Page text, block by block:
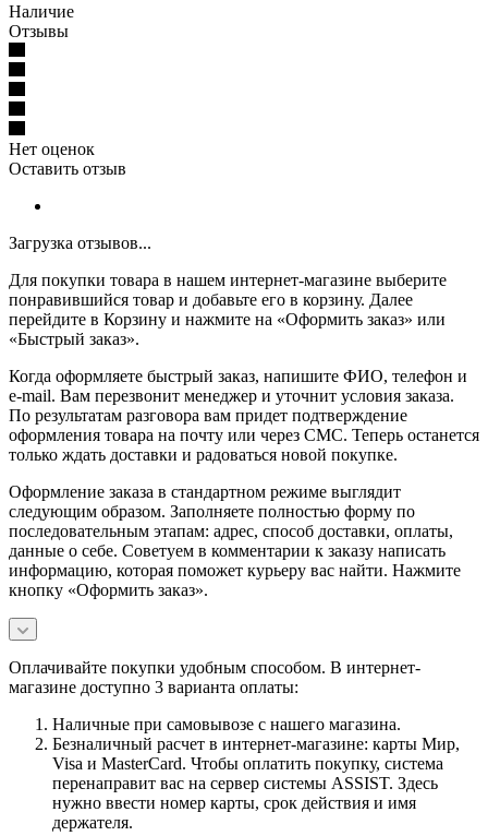
Наличие
Отзывы
Нет оценок
Оставить отзыв
Загрузка отзывов...
Для покупки товара в нашем интернет-магазине выберите
понравившийся товар и добавьте его в корзину. Далее
перейдите в Корзину и нажмите на «Оформить заказ» или
«Быстрый заказ».
Когда оформляете быстрый заказ, напишите ФИО, телефон и
e-mail. Вам перезвонит менеджер и уточнит условия заказа.
По результатам разговора вам придет подтверждение
оформления товара на почту или через СМС. Теперь останется
только ждать доставки и радоваться новой покупке.
Оформление заказа в стандартном режиме выглядит
следующим образом. Заполняете полностью форму по
последовательным этапам: адрес, способ доставки, оплаты,
данные о себе. Советуем в комментарии к заказу написать
информацию, которая поможет курьеру вас найти. Нажмите
кнопку «Оформить заказ».
Оплачивайте покупки удобным способом. В интернет-
магазине доступно 3 варианта оплаты:
Наличные при самовывозе с нашего магазина.
Безналичный расчет в интернет-магазине: карты Мир,
Visa и MasterCard. Чтобы оплатить покупку, система
перенаправит вас на сервер системы ASSIST. Здесь
нужно ввести номер карты, срок действия и имя
держателя.